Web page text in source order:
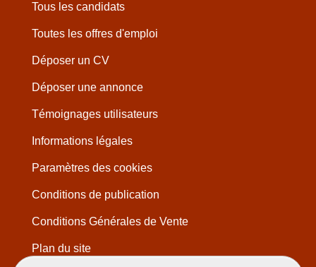
Tous les candidats
Toutes les offres d'emploi
Déposer un CV
Déposer une annonce
Témoignages utilisateurs
Informations légales
Paramètres des cookies
Conditions de publication
Conditions Générales de Vente
Plan du site